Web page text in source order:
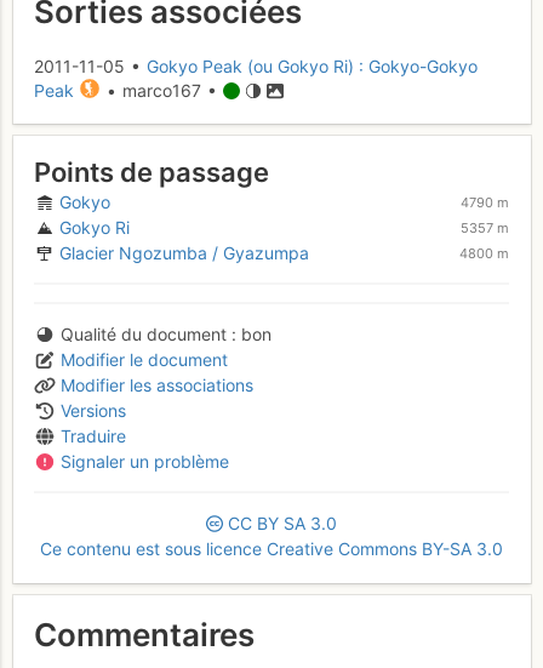
Sorties associées
2011-11-05 • Gokyo Peak (ou Gokyo Ri) : Gokyo-Gokyo
Peak
• marco167 •
Points de passage
Gokyo 4790 m
Gokyo Ri 5357 m
Glacier Ngozumba / Gyazumpa 4800 m
Qualité du document
bon
Modifier le document
Modifier les associations
Versions
Traduire
Signaler un problème
CC BY SA 3.0
Ce contenu est sous licence Creative Commons BY-SA 3.0
Commentaires